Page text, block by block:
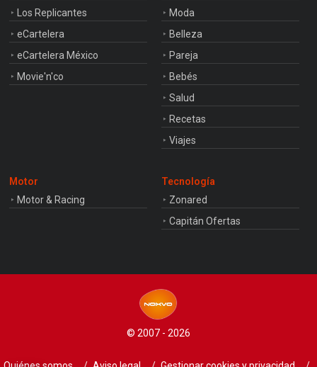
Los Replicantes
eCartelera
eCartelera México
Movie'n'co
Moda
Belleza
Pareja
Bebés
Salud
Recetas
Viajes
Motor
Motor & Racing
Tecnología
Zonared
Capitán Ofertas
© 2007 - 2026